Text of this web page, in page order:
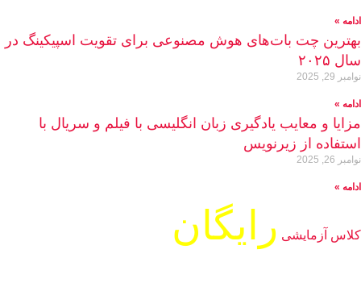
ادامه »
بهترین چت بات‌های هوش مصنوعی برای تقویت اسپیکینگ در
سال ۲۰۲۵
نوامبر 29, 2025
ادامه »
مزایا و معایب یادگیری زبان انگلیسی با فیلم و سریال با
استفاده از زیرنویس
نوامبر 26, 2025
ادامه »
کلاس آزمایشی رایگان